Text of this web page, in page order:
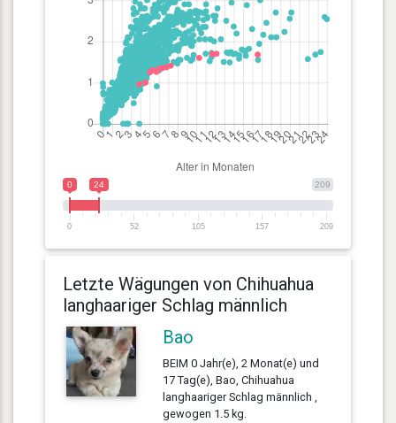
209
0 24
0 52 105 157 209
Letzte Wägungen von Chihuahua
langhaariger Schlag männlich
Bao
BEIM 0 Jahr(e), 2 Monat(e) und
17 Tag(e), Bao, Chihuahua
langhaariger Schlag männlich ,
gewogen 1.5 kg.